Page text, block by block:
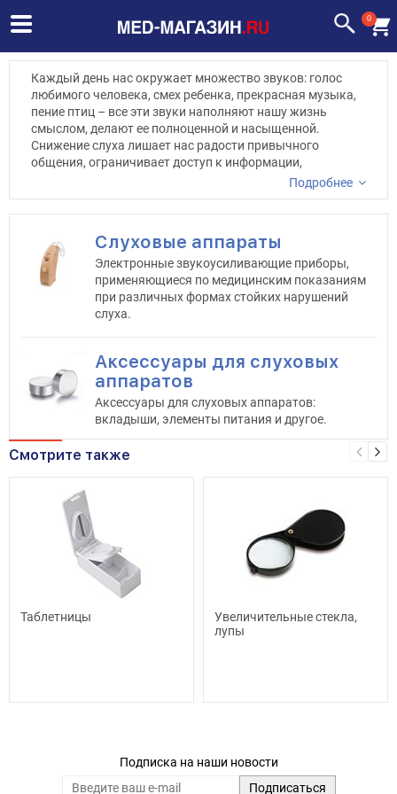
0
Каждый день нас окружает множество звуков: голос
любимого человека, смех ребенка, прекрасная музыка,
пение птиц – все эти звуки наполняют нашу жизнь
смыслом, делают ее полноценной и насыщенной.
Снижение слуха лишает нас радости привычного
общения, ограничивает доступ к информации,
Чтобы помочь слабослышащим людям вернуть всю
вести полноценную и насыщенную жизнь, созданы
слуховые аппараты.
Подробнее
Слуховые аппараты
Электронные звукоусиливающие приборы,
применяющиеся по медицинским показаниям
при различных формах стойких нарушений
слуха.
Аксессуары для слуховых
аппаратов
Аксессуары для слуховых аппаратов:
вкладыши, элементы питания и другое.
Смотрите также
Таблетницы
Увеличительные стекла,
лупы
Подписка на наши новости